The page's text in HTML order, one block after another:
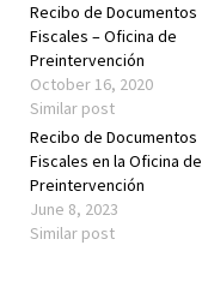
Recibo de Documentos
Fiscales – Oficina de
Preintervención
October 16, 2020
Similar post
Recibo de Documentos
Fiscales en la Oficina de
Preintervención
June 8, 2023
Similar post